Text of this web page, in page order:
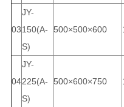
03
JY-
150(A-
S)
500×500×600
04
JY-
225(A-
S)
500×600×750